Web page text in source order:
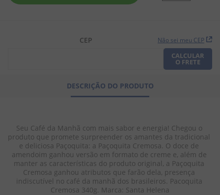
CEP Não sei meu CEP
CALCULAR
O FRETE
DESCRIÇÃO DO PRODUTO
Seu Café da Manhã com mais sabor e energia! Chegou o
produto que promete surpreender os amantes da tradicional
e deliciosa Paçoquita: a Paçoquita Cremosa. O doce de
amendoim ganhou versão em formato de creme e, além de
manter as características do produto original, a Paçoquita
Cremosa ganhou atributos que farão dela, presença
indiscutível no café da manhã dos brasileiros. Pacoquita
Cremosa 340g. Marca: Santa Helena